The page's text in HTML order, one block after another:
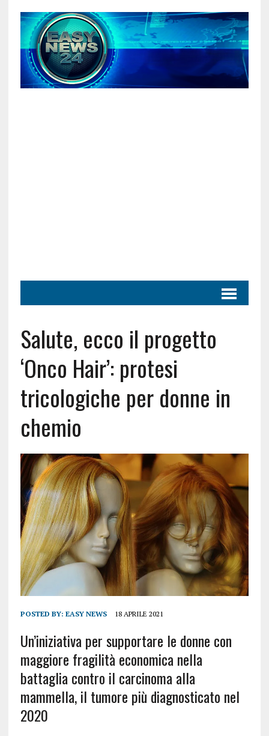
Salute, ecco il progetto
‘Onco Hair’: protesi
tricologiche per donne in
chemio
POSTED BY: EASY NEWS 18 APRILE 2021
Un’iniziativa per supportare le donne con
maggiore fragilità economica nella
battaglia contro il carcinoma alla
mammella, il tumore più diagnosticato nel
2020